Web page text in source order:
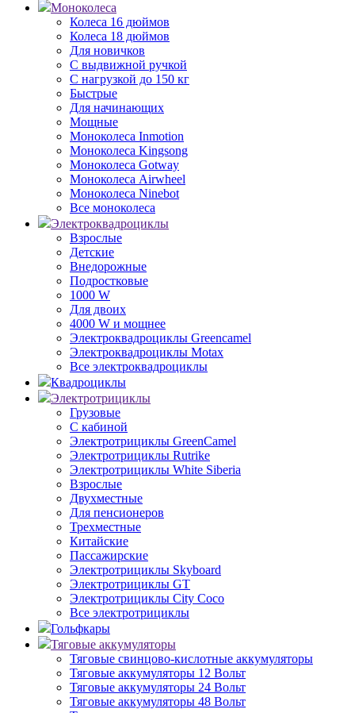
Моноколеса
Колеса 16 дюймов
Колеса 18 дюймов
Для новичков
С выдвижной ручкой
С нагрузкой до 150 кг
Быстрые
Для начинающих
Мощные
Моноколеса Inmotion
Моноколеса Kingsong
Моноколеса Gotway
Моноколеса Airwheel
Моноколеса Ninebot
Все моноколеса
Электроквадроциклы
Взрослые
Детские
Внедорожные
Подростковые
1000 W
Для двоих
4000 W и мощнее
Электроквадроциклы Greencamel
Электроквадроциклы Motax
Все электроквадроциклы
Квадроциклы
Электротрициклы
Грузовые
С кабиной
Электротрициклы GreenCamel
Электротрициклы Rutrike
Электротрициклы White Siberia
Взрослые
Двухместные
Для пенсионеров
Трехместные
Китайские
Пассажирские
Электротрициклы Skyboard
Электротрициклы GT
Электротрициклы City Coco
Все электротрициклы
Гольфкары
Тяговые аккумуляторы
Тяговые свинцово-кислотные аккумуляторы
Тяговые аккумуляторы 12 Вольт
Тяговые аккумуляторы 24 Вольт
Тяговые аккумуляторы 48 Вольт